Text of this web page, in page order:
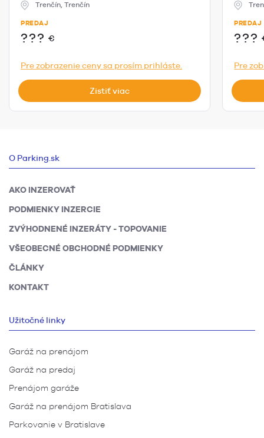
Trenčín, Trenčín
PREDAJ
??? €
Pre zobrazenie ceny sa prosím prihláste.
Zistiť viac
PREDAJ
???
Pre
O Parking.sk
AKO INZEROVAŤ
PODMIENKY INZERCIE
ZVÝHODNENÉ INZERÁTY - TOPOVANIE
VŠEOBECNÉ OBCHODNÉ PODMIENKY
ČLÁNKY
KONTAKT
Užitočné linky
Garáž na prenájom
Garáž na predaj
Prenájom garáže
Garáž na prenájom Bratislava
Parkovanie v Bratislave